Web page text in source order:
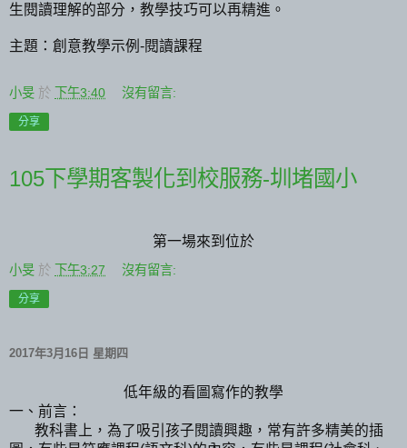
生閱讀理解的部分，教學技巧可以再精進。
主題：創意教學示例-閱讀課程
小旻 於 下午3:40 沒有留言:
分享
105下學期客製化到校服務-圳堵國小
第一場來到位於
小旻 於 下午3:27 沒有留言:
分享
2017年3月16日 星期四
低年級的看圖寫作的教學
一、前言：
教科書上，為了吸引孩子閱讀興趣，常有許多精美的插